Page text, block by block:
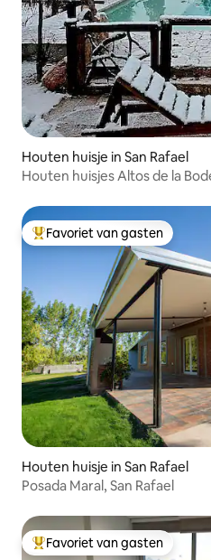
Houten huisje in San Rafael
Houten huisjes Altos de la
Topfavoriet van gasten
Favoriet van gasten
Houten huisje in San Rafael
Posada Maral, San Rafael
Topfavoriet van gasten
Favoriet van gasten